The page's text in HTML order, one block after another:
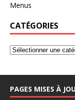
Menus
CATÉGORIES
PAGES MISES À